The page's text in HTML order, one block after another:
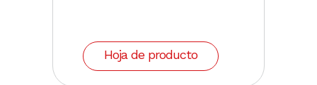
Hoja de producto